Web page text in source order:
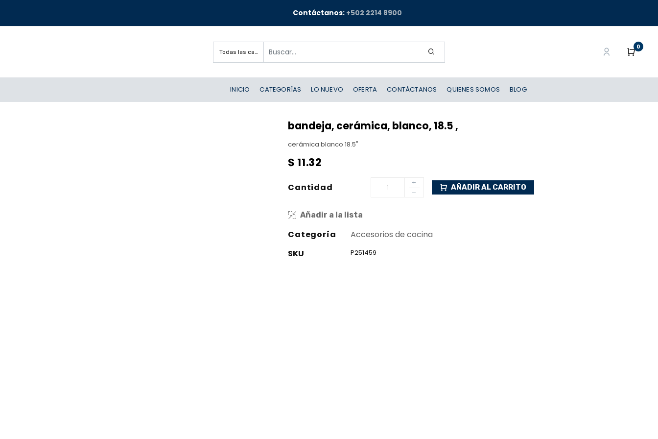
Contáctanos: +502 2214 8900
Todas las categorías
0
INICIO CATEGORÍAS LO NUEVO OFERTA CONTÁCTANOS QUIENES SOMOS BLOG
bandeja, cerámica, blanco, 18.5 ,
cerámica blanco 18.5"
$ 11.32
Cantidad AÑADIR AL CARRITO
Añadir a la lista
Categoría
Accesorios de cocina
SKU
P251459